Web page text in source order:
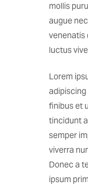
mollis
augue
venenatis
luctus
Lorem
adipiscing
finibus et
tincidunt
semper
viverra
Donec a
ipsum